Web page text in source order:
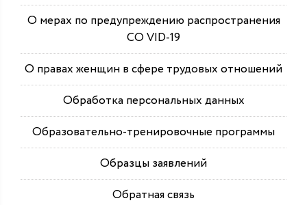
О мерах по предупреждению распространения
СО VID-19
О правах женщин в сфере трудовых отношений
Обработка персональных данных
Образовательно-тренировочные программы
Образцы заявлений
Обратная связь